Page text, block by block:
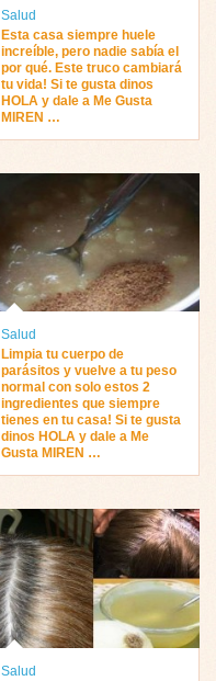
Salud
Esta casa siempre huele
increíble, pero nadie sabía el
por qué. Este truco cambiará
tu vida! Si te gusta dinos
HOLA y dale a Me Gusta
MIREN …
Salud
Limpia tu cuerpo de
parásitos y vuelve a tu peso
normal con solo estos 2
ingredientes que siempre
tienes en tu casa! Si te gusta
dinos HOLA y dale a Me
Gusta MIREN …
Salud